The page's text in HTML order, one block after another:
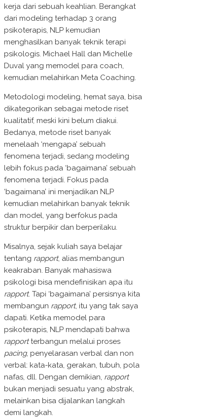
kerja dari sebuah keahlian. Berangkat
dari modeling terhadap 3 orang
psikoterapis, NLP kemudian
menghasilkan banyak teknik terapi
psikologis. Michael Hall dan Michelle
Duval yang memodel para coach,
kemudian melahirkan Meta Coaching.
Metodologi modeling, hemat saya, bisa
dikategorikan sebagai metode riset
kualitatif, meski kini belum diakui.
Bedanya, metode riset banyak
menelaah ‘mengapa’ sebuah
fenomena terjadi, sedang modeling
lebih fokus pada ‘bagaimana’ sebuah
fenomena terjadi. Fokus pada
‘bagaimana’ ini menjadikan NLP
kemudian melahirkan banyak teknik
dan model, yang berfokus pada
struktur berpikir dan berperilaku.
Misalnya, sejak kuliah saya belajar
tentang rapport, alias membangun
keakraban. Banyak mahasiswa
psikologi bisa mendefinisikan apa itu
rapport. Tapi ‘bagaimana’ persisnya kita
membangun rapport, itu yang tak saya
dapati. Ketika memodel para
psikoterapis, NLP mendapati bahwa
rapportterbangun melalui proses
pacing, penyelarasan verbal dan non
verbal: kata-kata, gerakan, tubuh, pola
nafas, dll. Dengan demikian, rapport
bukan menjadi sesuatu yang abstrak,
melainkan bisa dijalankan langkah
demi langkah.